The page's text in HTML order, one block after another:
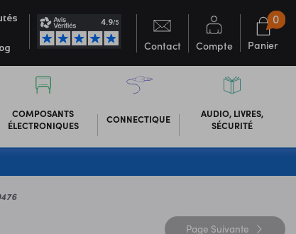
Contact Compte Panier
0
COMPOSANTS
ÉLECTRONIQUES
CONNECTIQUE
AUDIO, LIVRES,
SÉCURITÉ
Page Suivante